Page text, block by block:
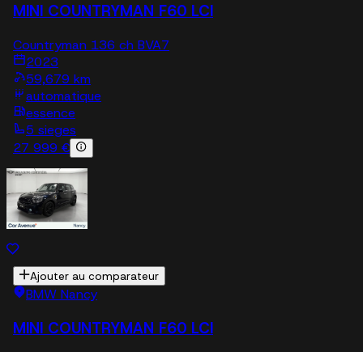
MINI COUNTRYMAN F60 LCI
Countryman 136 ch BVA7
2023
59,679 km
automatique
essence
5 sieges
27 999 €
Ajouter au comparateur
BMW Nancy
MINI COUNTRYMAN F60 LCI